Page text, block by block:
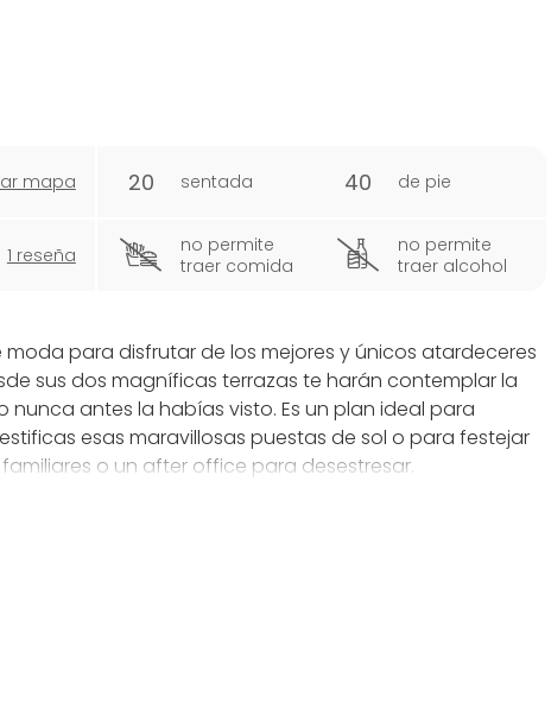
mapa
1 reseña
20 sentada 40 de pie
no permite
traer comida
no permite
traer alcohol
para disfrutar de los mejores y únicos atardeceres
sus dos magníficas terrazas te harán contemplar la
antes la habías visto. Es un plan ideal para
esas maravillosas puestas de sol o para festejar
o un after office para desestresar.
Alía, presenta una decoración de inspiración